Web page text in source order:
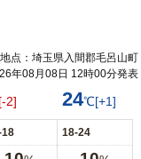
点：埼玉県入間郡毛呂山町
年08月08日 12時00分発表
[-2] 24℃[+1]
18-24